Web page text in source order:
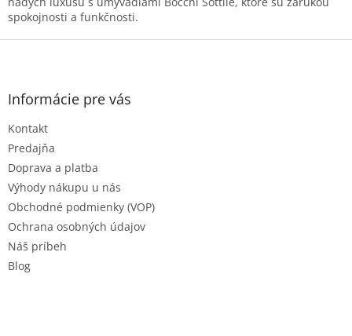
spokojnosti a funkčnosti.
Z
Informácie pre vás
Kontakt
Predajňa
Doprava a platba
Výhody nákupu u nás
Obchodné podmienky (VOP)
Ochrana osobných údajov
Náš príbeh
Blog